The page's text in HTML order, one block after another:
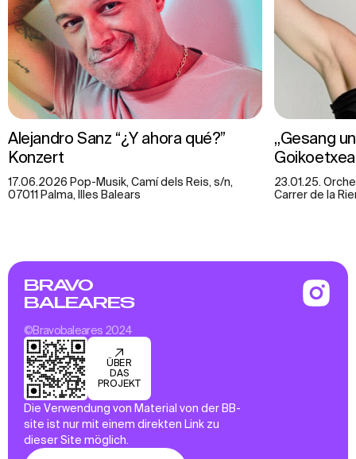
Alejandro Sanz “¿Y ahora qué?”
Konzert
17.06.2026 Pop-Musik, Camí dels Reis, s/n,
07011 Palma, Illes Balears
„Gesang
23.01.25.
Carrer de la
BRAVO
BALEARES
©Bravobaleares 2024
ÜBER
DAS
PROJEKT
Die Verwendung von Material von der BB-
site ist nur mit einem direkten Link zu
dieser Site möglich.